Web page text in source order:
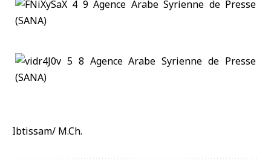
Ibtissam/ M.Ch.